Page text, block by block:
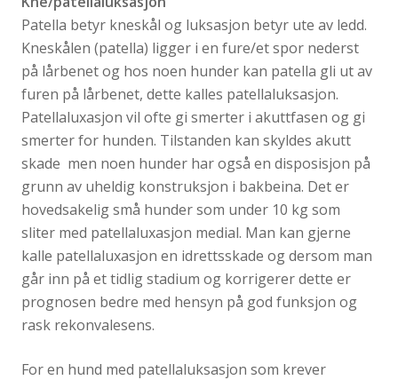
Patella betyr kneskål og luksasjon betyr ute av ledd.
Kneskålen (patella) ligger i en fure/et spor nederst
på lårbenet og hos noen hunder kan patella gli ut av
furen på lårbenet, dette kalles patellaluksasjon.
Patellaluxasjon vil ofte gi smerter i akuttfasen og gi
smerter for hunden. Tilstanden kan skyldes akutt
skade men noen hunder har også en disposisjon på
grunn av uheldig konstruksjon i bakbeina. Det er
hovedsakelig små hunder som under 10 kg som
sliter med patellaluxasjon medial. Man kan gjerne
kalle patellaluxasjon en idrettsskade og dersom man
går inn på et tidlig stadium og korrigerer dette er
prognosen bedre med hensyn på god funksjon og
rask rekonvalesens.
For en hund med patellaluksasjon som krever